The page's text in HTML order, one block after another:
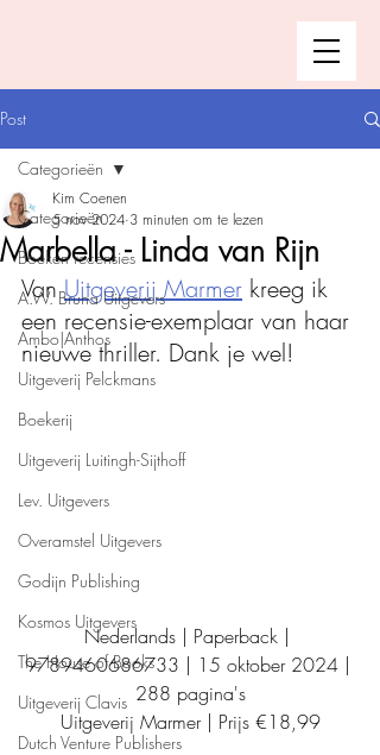
Post
Categorieën
Boeken recensies
A.W. Bruna Uitgevers
Ambo|Anthos
Uitgeverij Pelckmans
Boekerij
Uitgeverij Luitingh-Sijthoff
Lev. Uitgevers
Overamstel Uitgevers
Godijn Publishing
Kosmos Uitgevers
The House of Books
Uitgeverij Clavis
Dutch Venture Publishers
Categorieën
Marbella - Linda van Rijn
Kim Coenen
5 nov 2024 3 minuten om te lezen
Van Uitgeverij Marmer kreeg ik
een recensie-exemplaar van haar
nieuwe thriller. Dank je wel!
Nederlands | Paperback |
9789460686733 | 15 oktober 2024 |
288 pagina's
Uitgeverij Marmer | Prijs €18,99